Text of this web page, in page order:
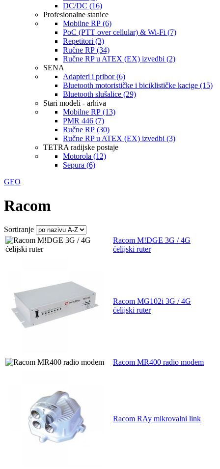
DC/DC (16)
Profesionalne stanice
Mobilne RP (6)
PoC (PTT over cellular) & Wi-Fi (7)
Repetitori (3)
Ručne RP (34)
Ručne RP u ATEX (EX) izvedbi (2)
SENA
Adapteri i pribor (6)
Bluetooth motorističke i biciklističke kacige (15)
Bluetooth slušalice (29)
Stari modeli - arhiva
Mobilne RP (13)
PMR 446 (7)
Ručne RP (30)
Ručne RP u ATEX (EX) izvedbi (3)
TETRA radijske postaje
Motorola (12)
Sepura (6)
GEO
Racom
Sortiranje
Racom M!DGE 3G / 4G
ćelijski ruter
Racom MG102i 3G / 4G
ćelijski ruter
Racom MR400 radio modem
Racom RAy mikrovalni link